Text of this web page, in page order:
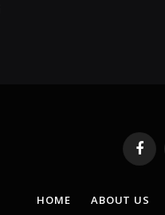
HOME ABOUT US